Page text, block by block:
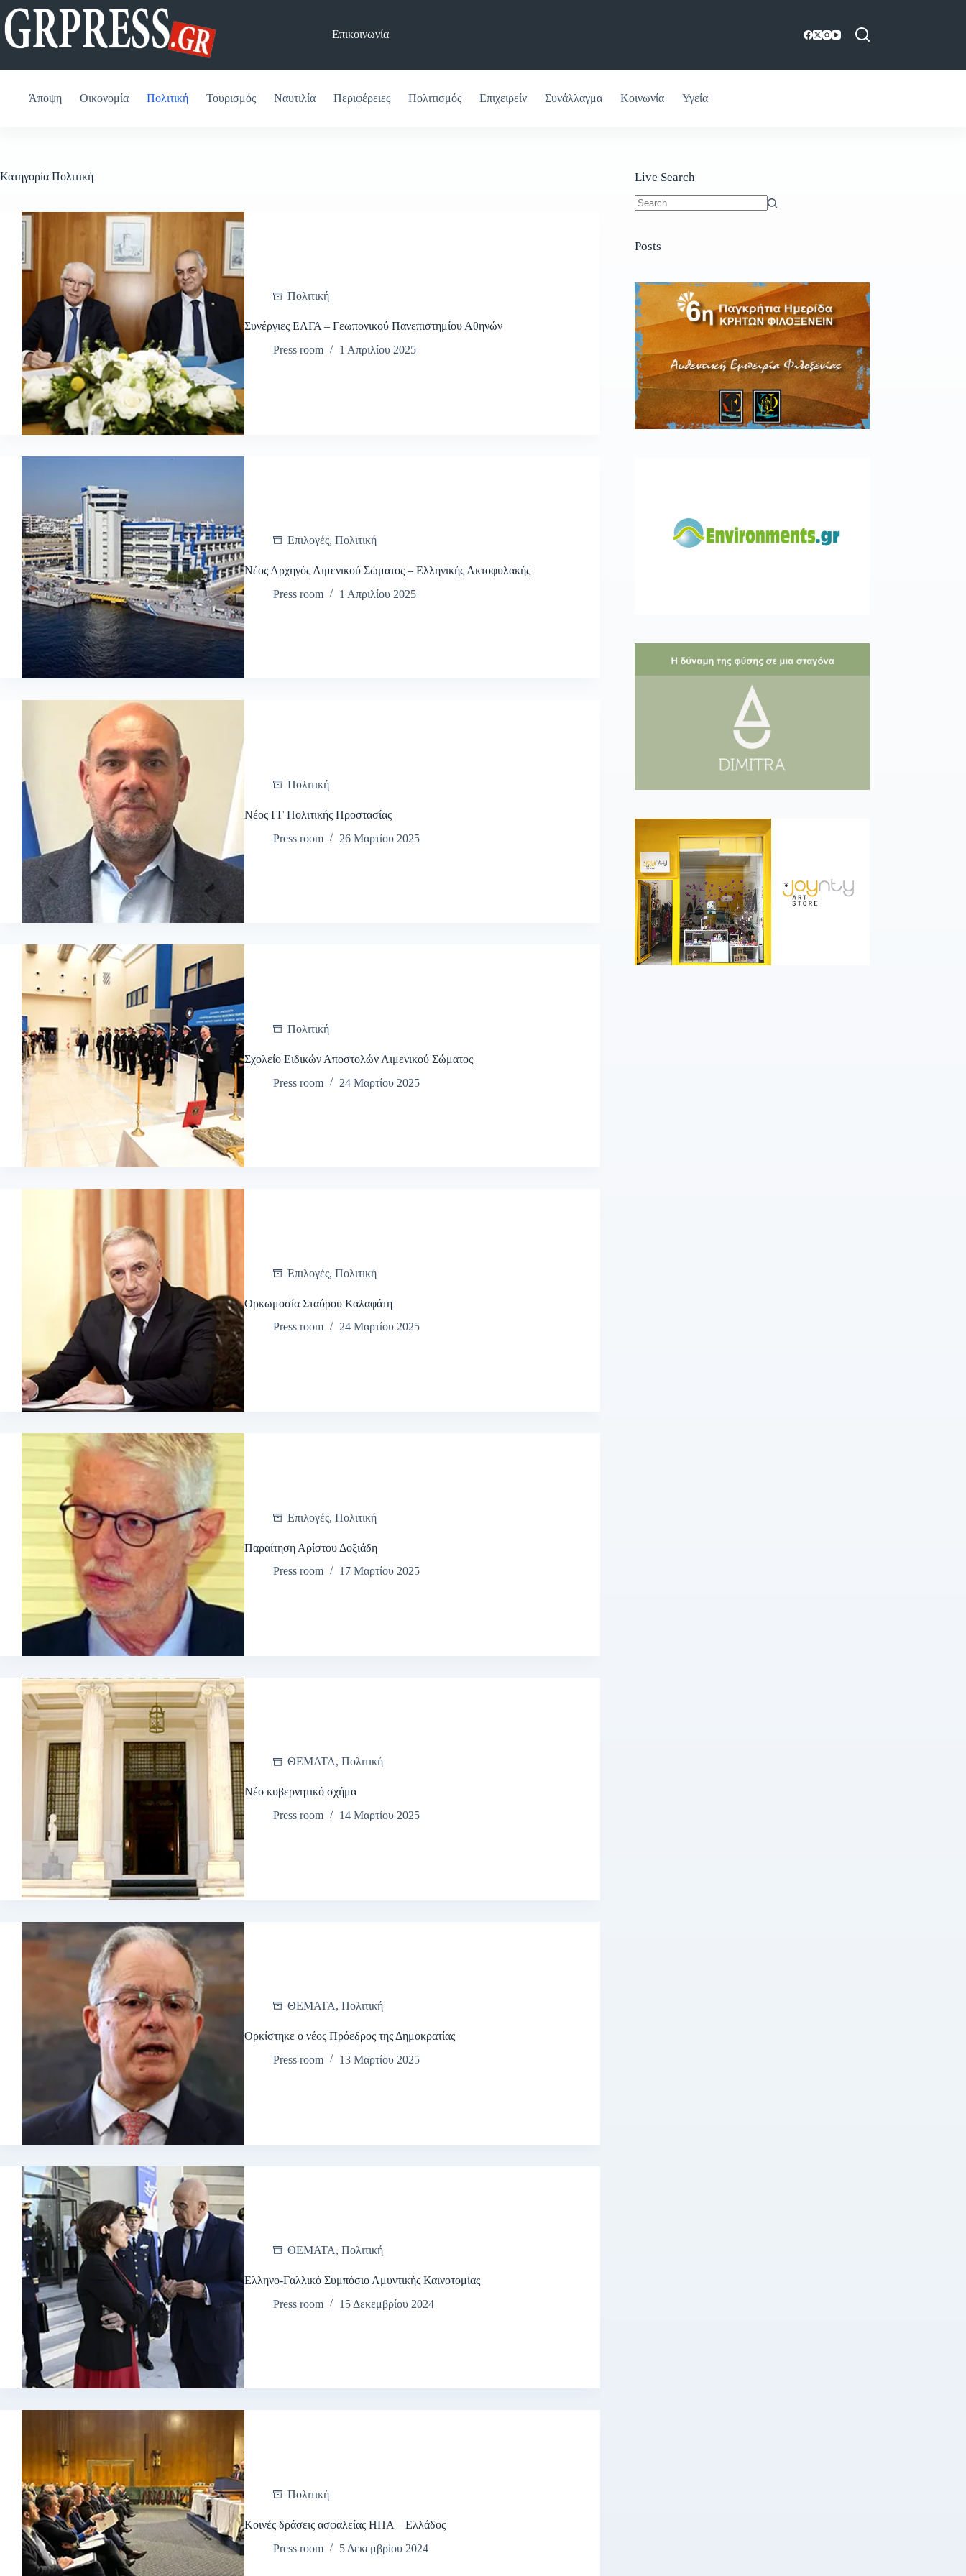
Μετάβαση
στο
περιεχόμενο
Επικοινωνία
Άποψη Οικονομία Πολιτική Τουρισμός Ναυτιλία Περιφέρειες Πολιτισμός Επιχειρείν Συνάλλαγμα Κοινωνία Υγεία
Κατηγορία Πολιτική
Πολιτική
Συνέργιες ΕΛΓΑ – Γεωπονικού Πανεπιστημίου Αθηνών
Press room
1 Απριλίου 2025
Επιλογές, Πολιτική
Νέος Αρχηγός Λιμενικού Σώματος – Ελληνικής Ακτοφυλακής
Press room
1 Απριλίου 2025
Πολιτική
Νέος ΓΓ Πολιτικής Προστασίας
Press room
26 Μαρτίου 2025
Πολιτική
Σχολείο Ειδικών Αποστολών Λιμενικού Σώματος
Press room
24 Μαρτίου 2025
Επιλογές, Πολιτική
Ορκωμοσία Σταύρου Καλαφάτη
Press room
24 Μαρτίου 2025
Επιλογές, Πολιτική
Παραίτηση Αρίστου Δοξιάδη
Press room
17 Μαρτίου 2025
ΘΕΜΑΤΑ, Πολιτική
Νέο κυβερνητικό σχήμα
Press room
14 Μαρτίου 2025
ΘΕΜΑΤΑ, Πολιτική
Ορκίστηκε ο νέος Πρόεδρος της Δημοκρατίας
Press room
13 Μαρτίου 2025
ΘΕΜΑΤΑ, Πολιτική
Ελληνο-Γαλλικό Συμπόσιο Αμυντικής Καινοτομίας
Press room
15 Δεκεμβρίου 2024
Πολιτική
Κοινές δράσεις ασφαλείας ΗΠΑ – Ελλάδος
Press room
5 Δεκεμβρίου 2024
Live Search
Posts